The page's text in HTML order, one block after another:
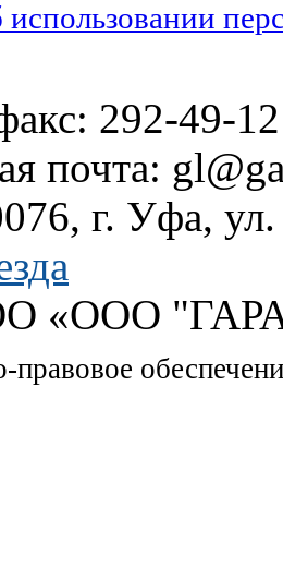
использовании
292-49-12
почта:
г. Уфа,
«ООО